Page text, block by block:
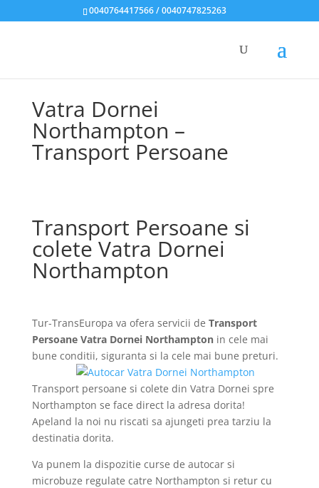
0040764417566 / 0040747825263
Vatra Dornei
Northampton –
Transport Persoane
Transport Persoane si
colete Vatra Dornei
Northampton
Tur-TransEuropa va ofera servicii de Transport
Persoane Vatra Dornei Northamptonin cele mai
bune conditii, siguranta si la cele mai bune preturi.
Transport persoane si colete din Vatra Dornei spre
Northampton se face direct la adresa dorita!
Apeland la noi nu riscati sa ajungeti prea tarziu la
destinatia dorita.
Va punem la dispozitie curse de autocar si
microbuze regulate catre Northampton si retur cu